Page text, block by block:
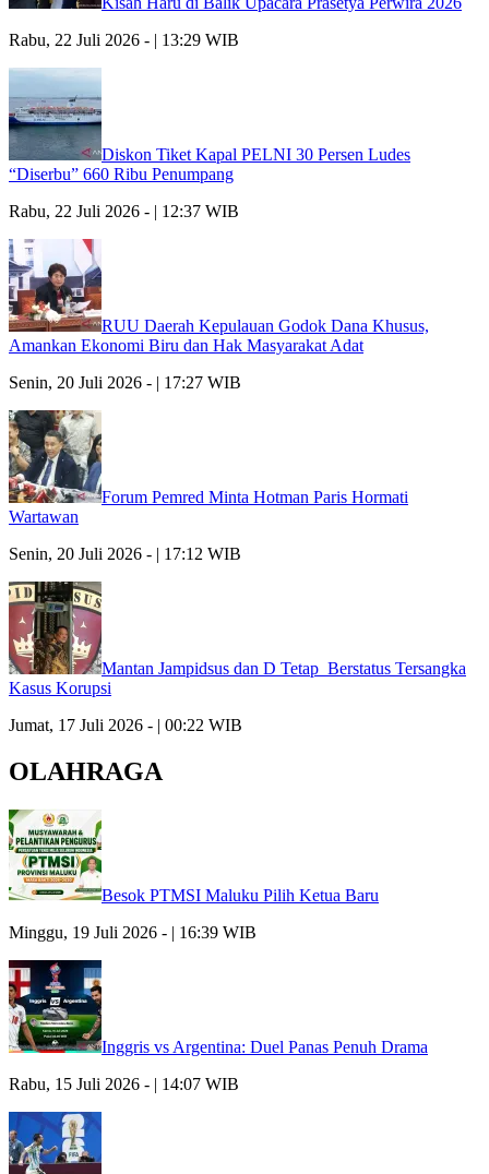
Rabu, 22 Juli 2026 - | 13:29 WIB
Diskon Tiket Kapal PELNI 30 Persen Ludes
“Diserbu” 660 Ribu Penumpang
Rabu, 22 Juli 2026 - | 12:37 WIB
RUU Daerah Kepulauan Godok Dana Khusus,
Amankan Ekonomi Biru dan Hak Masyarakat Adat
Senin, 20 Juli 2026 - | 17:27 WIB
Forum Pemred Minta Hotman Paris Hormati
Wartawan
Senin, 20 Juli 2026 - | 17:12 WIB
Mantan Jampidsus dan D Tetap Berstatus Tersangka
Kasus Korupsi
Jumat, 17 Juli 2026 - | 00:22 WIB
OLAHRAGA
Besok PTMSI Maluku Pilih Ketua Baru
Minggu, 19 Juli 2026 - | 16:39 WIB
Inggris vs Argentina: Duel Panas Penuh Drama
Rabu, 15 Juli 2026 - | 14:07 WIB